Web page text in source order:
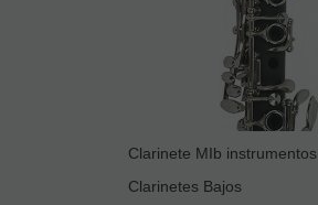
Clarinete MIb instrumentos
Clarinetes Bajos